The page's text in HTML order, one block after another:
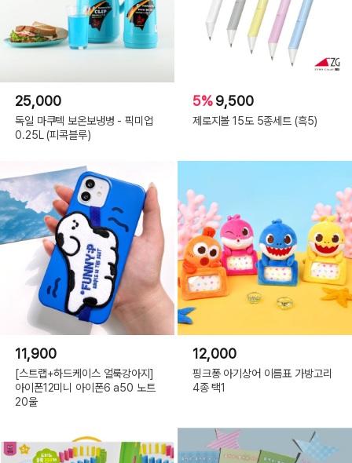
25,000
독일 마쿠텍 보온보냉병 - 픽미업
0.25L (피콕블루)
5%9,500
제로지볼 15도 5종세트 (흑5)
11,900
[스트랩+하드케이스 얼룩강아지]
아이폰12미니 아이폰6 a50 노트
20울
12,000
핑크퐁 아기상어 이름표 가방고리
4종 택1